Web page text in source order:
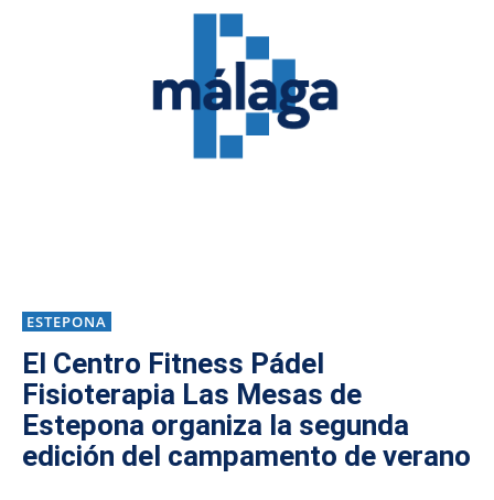
ESTEPONA
El Centro Fitness Pádel
Fisioterapia Las Mesas de
Estepona organiza la segunda
edición del campamento de verano